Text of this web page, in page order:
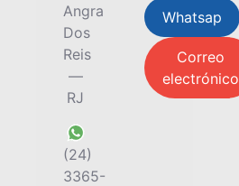
Angra
Dos
Reis
—
RJ
(24)
3365-
Whatsap
Correo
electrónico